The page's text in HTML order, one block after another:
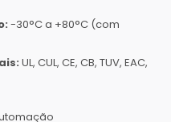
-30°C a +80°C (com
UL, CUL, CE, CB, TUV, EAC,